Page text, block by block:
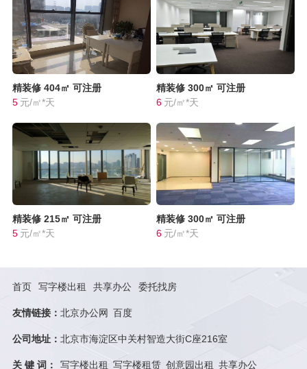
精装修 404㎡ 可注册
5 元/㎡*天
精装修 300㎡ 可注册
6 元/㎡*天
精装修 215㎡ 可注册
5 元/㎡*天
精装修 300㎡ 可注册
6 元/㎡*天
首页 写字楼出租 共享办公 委托找房
友情链接： 北京办公网 百度
公司地址： 北京市海淀区中关村智造大街C座216室
关 键 词： 写字楼出租 写字楼租赁 创意园出租 共享办公